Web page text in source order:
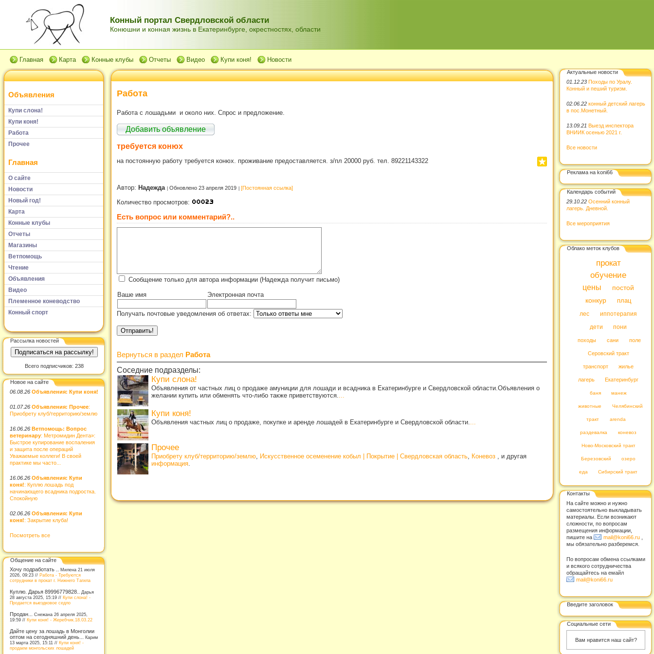
Конный портал Свердловской области
Конюшни и конная жизнь в Екатеринбурге, окрестностях, области
Главная Карта Конные клубы Отчеты Видео Купи коня! Новости
Объявления
Купи слона!
Купи коня!
Работа
Прочее
Главная
О сайте
Новости
Новый год!
Карта
Конные клубы
Отчеты
Магазины
Ветпомощь
Чтение
Объявления
Видео
Племенное коневодство
Конный спорт
Рассылка новостей
Всего подписчиков: 238
Новое на сайте
06.08.26 Объявления: Купи коня!
01.07.26 Объявления: Прочее:
Приобрету клуб/территорию/землю
16.06.26 Ветпомощь: Вопрос
ветеринару: Метромидин Дента»:
Быстрое купирование воспаления
и защита после операций
Уважаемые коллеги! В своей
практике мы часто...
16.06.26 Объявления: Купи
коня!: Куплю лошадь под
начинающего всадника подростка.
Спокойную
02.06.26 Объявления: Купи
коня!: Закрытие клуба!
Посмотреть все
Общение на сайте
Хочу подработать .. Милена 21 июля
2026, 09:23 // Работа - Требуются
сотрудники в прокат г. Нижнего Тагила
Куплю. Дарья 89996779828..
Дарья
28 августа 2025, 15:19 // Купи слона! -
Продается выездковое седло
Продан... Снежана 26 апреля 2025,
19:59 // Купи коня! - Жеребчик.18.03.22
Дайте цену за лошадь в Монголии
оптом на сегодняшний день... Карим
13 марта 2025, 15:11 // Купи коня! -
продаем монгольских лошадей
Работа
Работа с лошадьми и около них. Спрос и предложение.
Добавить объявление
требуется конюх
на постоянную работу требуется конюх. проживание предоставляется. з/пл 20000 руб. тел. 89221143322
Автор: Надежда Обновлено 23 апреля 2019 [Постоянная ссылка]
Количество просмотров:
Есть вопрос или комментарий?..
Сообщение только для автора информации (Надежда получит письмо)
Ваше имя Электронная почта
Получать почтовые уведомления об ответах:
Вернуться в раздел Работа
Соседние подразделы:
Купи слона!
Объявления от частных лиц о продаже амуниции для лошади и всадника в Екатеринбурге и Свердловской области.Объявления о
желании купить или обменять что-либо также приветствуются.
Купи коня!
Объявления частных лиц о продаже, покупке и аренде лошадей в Екатеринбурге и Свердловской области.
Прочее
Приобрету клуб/территорию/землю Искусственное осеменение кобыл | Покрытие | Свердловская область Коневоз
, и другая
информация
Актуальные новости
01.12.23 Походы по Уралу.
Конный и пеший туризм.
02.06.22 конный детский лагерь
в пос.Монетный.
13.09.21 Выезд инспектора
ВНИИК осенью 2021 г.
Все новости
Реклама на koni66
Календарь событий
29.10.22 Осенний конный
лагерь. Дневной.
Все мероприятия
Облако меток клубов
прокат
обучение
цены
постой
конкур
плац
лес
иппотерапия
дети
пони
походы сани поле
Серовский тракт
транспорт жилье
лагерь Екатеринбург
баня манеж
животные Челябинский
тракт arenda
раздевалка коневоз
Ново-Московский тракт
Березовский озеро
еда Сибирский тракт
Контакты
На сайте можно и нужно
самостоятельно выкладывать
материалы. Если возникают
сложности, по вопросам
размещения информации,
пишите на
mail@koni66.ru
мы обязательно разберемся.
По вопросам обмена ссылками
и всякого сотрудничества
обращайтесь на емайл
mail@koni66.ru
Введите заголовок
Социальные сети
Вам нравится наш сайт?